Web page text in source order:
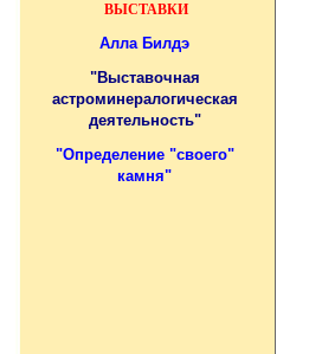
ВЫСТАВКИ
Алла Билдэ
"Выставочная
астроминералогическая
деятельность"
"Определение "своего"
камня"